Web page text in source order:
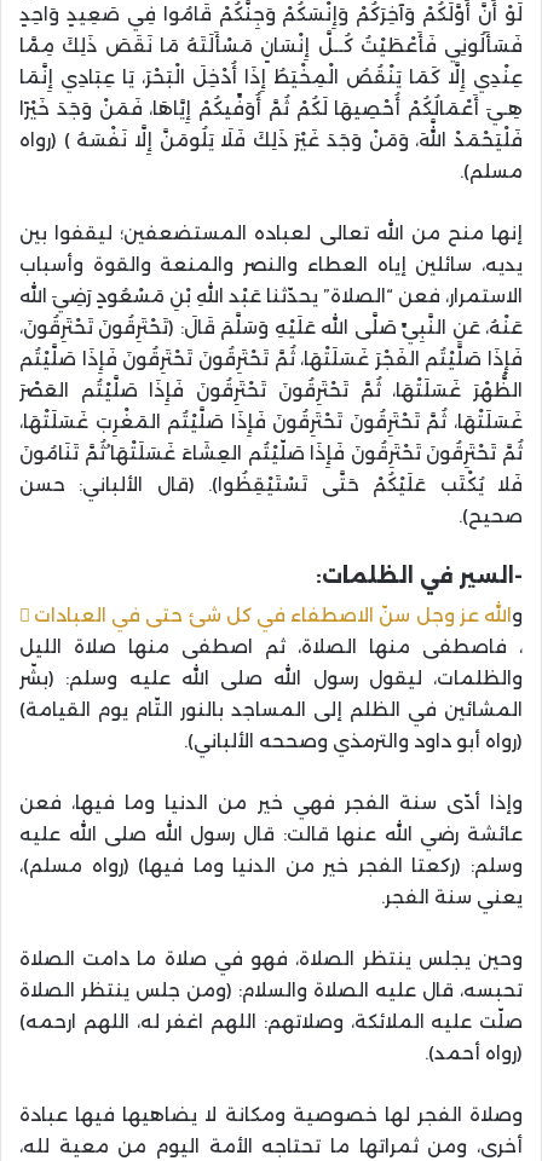
لَوْ أَنَّ أَوَّلَكُمْ وَآخِرَكُمْ وَإِنْسَكُمْ وَجِنَّكُمْ قَامُوا فِي صَعِيدٍ وَاحِدٍ
فَسَأَلُونِي فَأَعْطَيْتُ كُــلَّ إِنْسَانٍ مَسْأَلَتَهُ مَا نَقَصَ ذَلِكَ مِمَّا
عِنْدِي إِلَّا كَمَا يَنْقُصُ الْمِخْيَطُ إِذَا أُدْخِلَ الْبَحْرَ، يَا عِبَادِي إِنَّمَا
هِـيَ أَعْمَالُكُمْ أُحْصِيهَا لَكُمْ ثُمَّ أُوَفِّيكُمْ إِيَّاهَا، فَمَنْ وَجَدَ خَيْرًا
فَلْيَحْمَدْ اللَّهَ، وَمَنْ وَجَدَ غَيْرَ ذَلِكَ فَلَا يَلُومَنَّ إِلَّا نَفْسَهُ ) (رواه
مسلم).
إنها منح من الله تعالى لعباده المستضعفين؛ ليقفوا بين
يديه، سائلين إياه العطاء والنصر والمنعة والقوة وأسباب
الاستمرار، فعن “الصلاة” يحدّثنا عَبْد اللهِ بْنِ مَسْعُودٍ رَضِيَ الله
عَنْهُ، عَنِ النَّبِيِّ صَلَّى الله عَلَيْهِ وَسَلَّمَ قَالَ: (تَحْتَرِقُونَ تَحْتَرِقُونَ،
فَإِذَا صَلَّيْتُم الفَجْرَ غَسَلَتْهَا، ثُمَّ تَحْتَرِقُونَ تَحْتَرِقُونَ فَإِذَا صَلَّيْتُم
الظُّهْرَ غَسَلَتْهَا، ثُمَّ تَحْتَرِقُونَ تَحْتَرِقُونَ فَإِذَا صَلَّيْتُم العَصْرَ
غَسَلَتْهَا، ثُمَّ تَحْتَرِقُونَ تَحْتَرِقُونَ فَإِذَا صَلَّيْتُم المَغْرِبَ غَسَلَتْهَا،
ثُمَّ تَحْتَرِقُونَ تَحْتَرِقُونَ فَإِذَا صَلّيْتُم العِشَاءَ غَسَلَتْهَا ُثُمَّ تَنَامُونَ
فَلا يُكْتَب عَلَيْكُمْ حَتَّى تَسْتَيْقِظُوا). (قال الألباني: حسن
صحيح).
-السير في الظلمات:
و الله عز وجل سنّ الاصطفاء في كل شئ حتى في العبادات
، فاصطفى منها الصلاة، ثم اصطفى منها صلاة الليل
والظلمات، ليقول رسول الله صلى الله عليه وسلم: (بشّر
المشائين في الظلم إلى المساجد بالنور التّام يوم القيامة)
(رواه أبو داود والترمذي وصححه الألباني).
وإذا أدّى سنة الفجر فهي خير من الدنيا وما فيها، فعن
عائشة رضي الله عنها قالت: قال رسول الله صلى الله عليه
وسلم: (ركعتا الفجر خير من الدنيا وما فيها) (رواه مسلم)،
يعني سنة الفجر.
وحين يجلس ينتظر الصلاة، فهو في صلاة ما دامت الصلاة
تحبسه، قال عليه الصلاة والسلام: (ومن جلس ينتظر الصلاة
صلّت عليه الملائكة، وصلاتهم: اللهم اغفر له، اللهم ارحمه)
(رواه أحمد).
وصلاة الفجر لها خصوصية ومكانة لا يضاهيها فيها عبادة
أخرى، ومن ثمراتها ما تحتاجه الأمة اليوم من معية لله،